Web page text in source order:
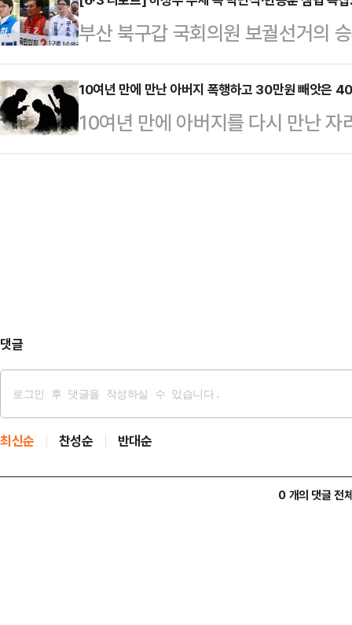
로벌 인수합병(M&A), 인공지능
양한 미래 사업 영역에 대입해 환
을 제대로 평가받기 위한 절박함이
영등포구 청년취업사관학교 영등
업사관학교'(청취사) 수료생들을
로 이명박 전 대통령, 이준석 개혁
의 만남이다.최근 오…
부산 북구갑 국회의원 보궐선거의
가 꼽히고 있지만 정치권에서는 가
나타났다. 결국 3자 구도로 선거가
를 달리고 있는 하정우 더불어민주
이 나온다.여론조사 기관인 '여론
10여년 만에 만난 아버지 폭행하고 30만원 빼앗은
10여년 만에 아버지를 다시 만난
성이 실형을 받았다.12일 연합뉴스
댓글
최신순 찬성순 반대순
0 개의 댓글 전